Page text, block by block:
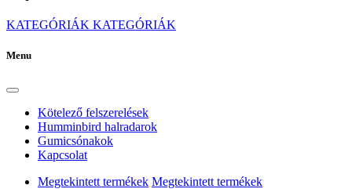
KATEGÓRIÁK KATEGÓRIÁK
Menu
Kötelező felszerelések
Humminbird halradarok
Gumicsónakok
Kapcsolat
Megtekintett termékek Megtekintett termékek